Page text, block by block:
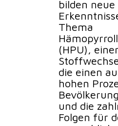
bilden neue
Thema
(HPU), einer
die einen
hohen
und die
Folgen für